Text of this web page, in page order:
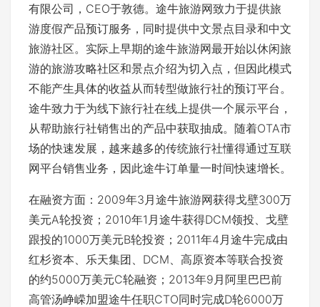
有限公司，CEO于敦德。途牛旅游网致力于提供旅
游度假产品预订服务，同时提供中文景点目录和中文
旅游社区。实际上早期的途牛旅游网最开始以休闲旅
游的旅游攻略社区和景点介绍为切入点，但因此模式
不能产生具体的收益从而转型做旅行社的预订平台。
途牛致力于为线下旅行社在线上提供一个展示平台，
从帮助旅行社销售出的产品中获取抽成。随着OTA市
场的快速发展，越来越多的传统旅行社懂得通过互联
网平台销售业务，因此途牛订单量一时间快速增长。
在融资方面：2009年3月途牛旅游网获得戈壁300万
美元A轮投资；2010年1月途牛获得DCM领投、戈壁
跟投的1000万美元B轮投资；2011年4月途牛完成由
红杉资本、乐天集团、DCM、高原资本等联合投资
的约5000万美元C轮融资；2013年9月阿里巴巴前
高管汤峥嵘加盟途牛任职CTO同时完成D轮6000万